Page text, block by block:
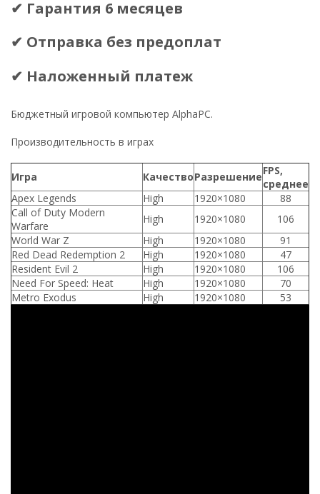
✔ Гарантия 6 месяцев
✔ Отправка без предоплат
✔ Наложенный платеж
Бюджетный игровой компьютер AlphaPC.
Производительность в играх
Игра КачествоРазрешениеFPS,
среднее
Apex Legends
High 1920×1080
88
Call of Duty Modern
Warfare
High 1920×1080
106
World War Z
High 1920×1080
91
Red Dead Redemption 2
High 1920×1080
47
Resident Evil 2
High 1920×1080
106
Need For Speed: Heat
High 1920×1080
70
Metro Exodus
High 1920×1080 53